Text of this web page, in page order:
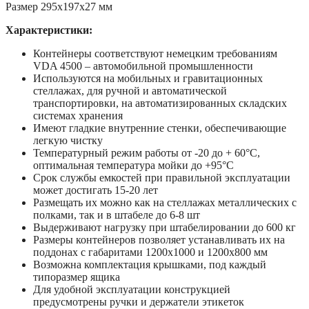
Размер 295х197х27 мм
Характеристики:
Контейнеры соответствуют немецким требованиям
VDA 4500 – автомобильной промышленности
Используются на мобильных и гравитационных
стеллажах, для ручной и автоматической
транспортировки, на автоматизированных складских
системах хранения
Имеют гладкие внутренние стенки, обеспечивающие
легкую чистку
Температурный режим работы от -20 до + 60°С,
оптимальная температура мойки до +95°С
Срок службы емкостей при правильной эксплуатации
может достигать 15-20 лет
Размещать их можно как на стеллажах металлических с
полками, так и в штабеле до 6-8 шт
Выдерживают нагрузку при штабелировании до 600 кг
Размеры контейнеров позволяет устанавливать их на
поддонах с габаритами 1200х1000 и 1200х800 мм
Возможна комплектация крышками, под каждый
типоразмер ящика
Для удобной эксплуатации конструкцией
предусмотрены ручки и держатели этикеток